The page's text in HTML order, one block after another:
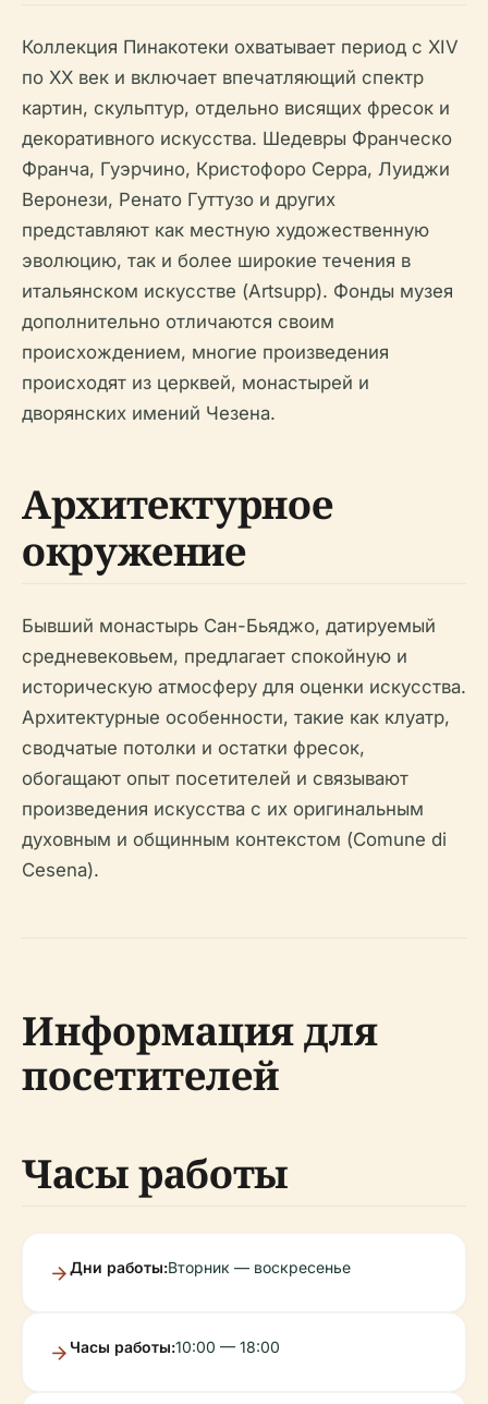
Коллекция Пинакотеки охватывает период с XIV
по XX век и включает впечатляющий спектр
картин, скульптур, отдельно висящих фресок и
декоративного искусства. Шедевры Франческо
Франча, Гуэрчино, Кристофоро Серра, Луиджи
Веронези, Ренато Гуттузо и других
представляют как местную художественную
эволюцию, так и более широкие течения в
итальянском искусстве (Artsupp). Фонды музея
дополнительно отличаются своим
происхождением, многие произведения
происходят из церквей, монастырей и
дворянских имений Чезена.
Архитектурное
окружение
Бывший монастырь Сан-Бьяджо, датируемый
средневековьем, предлагает спокойную и
историческую атмосферу для оценки искусства.
Архитектурные особенности, такие как клуатр,
сводчатые потолки и остатки фресок,
обогащают опыт посетителей и связывают
произведения искусства с их оригинальным
духовным и общинным контекстом (Comune di
Cesena).
Информация для
посетителей
Часы работы
Дни работы:Вторник — воскресенье
Часы работы:10:00 — 18:00